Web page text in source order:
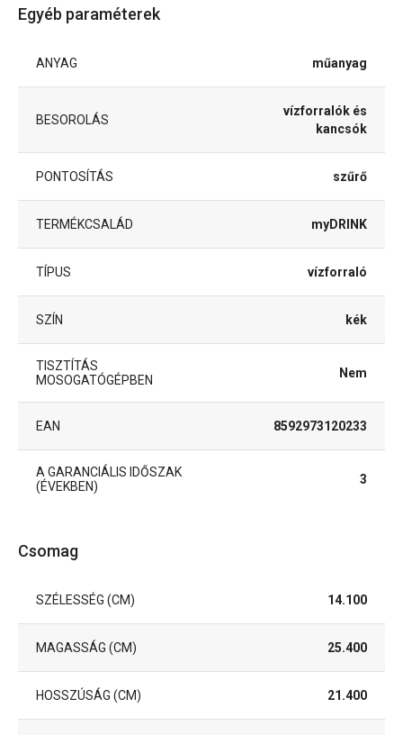
Egyéb paraméterek
ANYAG műanyag
BESOROLÁS
vízforralók és
kancsók
PONTOSÍTÁS szűrő
TERMÉKCSALÁD myDRINK
TÍPUS vízforraló
SZÍN kék
TISZTÍTÁS
MOSOGATÓGÉPBEN
Nem
EAN 8592973120233
A GARANCIÁLIS IDŐSZAK
(ÉVEKBEN)
3
Csomag
SZÉLESSÉG (CM) 14.100
MAGASSÁG (CM) 25.400
HOSSZÚSÁG (CM) 21.400